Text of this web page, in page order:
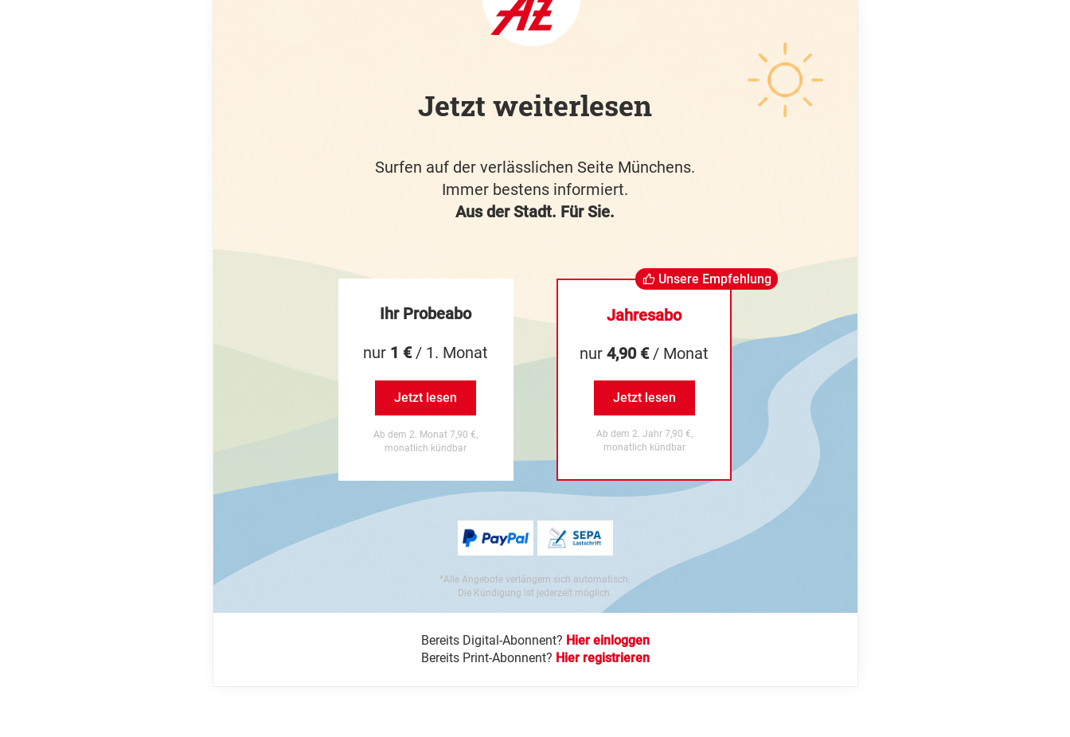
Jetzt weiterlesen
Surfen auf der verlässlichen Seite Münchens.
Immer bestens informiert.
Aus der Stadt. Für Sie.
Ihr Probeabo
nur 1 €/ 1. Monat
Jetzt lesen
Ab dem 2. Monat 7,90 €,
monatlich kündbar
Unsere Empfehlung
Jahresabo
nur4,90 €/ Monat
Jetzt lesen
Ab dem 2. Jahr 7,90 €,
monatlich kündbar
*Alle Angebote verlängern sich automatisch.
Die Kündigung ist jederzeit möglich.
Bereits Digital-Abonnent? Hier einloggen
Bereits Print-Abonnent? Hier registrieren